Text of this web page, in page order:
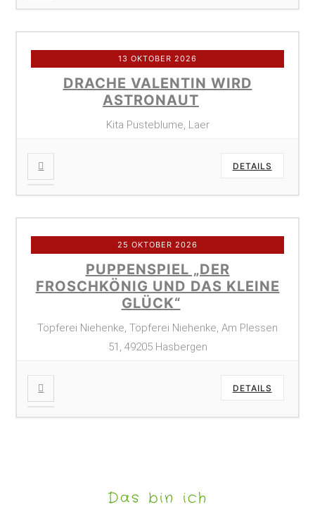
13 OKTOBER 2026
DRACHE VALENTIN WIRD
ASTRONAUT
Kita Pusteblume, Laer
DETAILS
25 OKTOBER 2026
PUPPENSPIEL „DER
FROSCHKÖNIG UND DAS KLEINE
GLÜCK“
Töpferei Niehenke, Töpferei Niehenke, Am Plessen
51, 49205 Hasbergen
DETAILS
Das bin ich